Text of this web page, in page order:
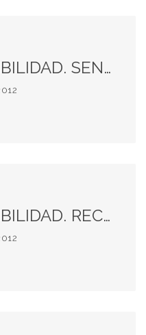
LABORAL. PRESCRIPCIÓN. PLAZO. CÓMPUTO.
ADMINISTRATIVO. CADUCIDAD.